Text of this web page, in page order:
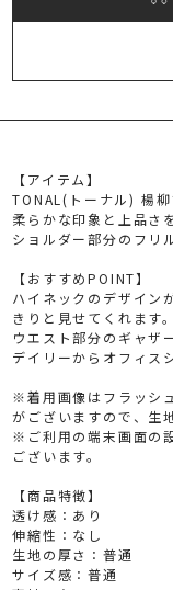
【アイテム】
TONAL(トーナル) 楊
柔らかな印象と上品さ
ショルダー部分のフリ
【おすすめPOINT】
ハイネックのデザイン
きりと見せてくれます。
ウエスト部分のギャザ
デイリーからオフィス
※着用画像はフラッシ
がございますので、生
※ご利用の端末画面の
ございます。
【商品特徴】
透け感：あり
伸縮性：なし
生地の厚さ：普通
サイズ感：普通